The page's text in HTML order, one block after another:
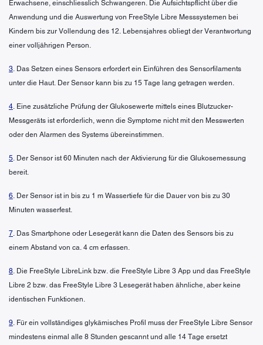
Erwachsene, einschliesslich Schwangeren. Die Aufsichtspflicht über die
Anwendung und die Auswertung von FreeStyle Libre Messsystemen bei
Kindern bis zur Vollendung des 12. Lebensjahres obliegt der Verantwortung
einer volljährigen Person.
3. Das Setzen eines Sensors erfordert ein Einführen des Sensorfilaments
unter die Haut. Der Sensor kann bis zu 15 Tage lang getragen werden.
4. Eine zusätzliche Prüfung der Glukosewerte mittels eines Blutzucker-
Messgeräts ist erforderlich, wenn die Symptome nicht mit den Messwerten
oder den Alarmen des Systems übereinstimmen.
5. Der Sensor ist 60 Minuten nach der Aktivierung für die Glukosemessung
bereit.
6. Der Sensor ist in bis zu 1 m Wassertiefe für die Dauer von bis zu 30
Minuten wasserfest.
7. Das Smartphone oder Lesegerät kann die Daten des Sensors bis zu
einem Abstand von ca. 4 cm erfassen.
8. Die FreeStyle LibreLink bzw. die FreeStyle Libre 3 App und das FreeStyle
Libre 2 bzw. das FreeStyle Libre 3 Lesegerät haben ähnliche, aber keine
identischen Funktionen.
9. Für ein vollständiges glykämisches Profil muss der FreeStyle Libre Sensor
mindestens einmal alle 8 Stunden gescannt und alle 14 Tage ersetzt